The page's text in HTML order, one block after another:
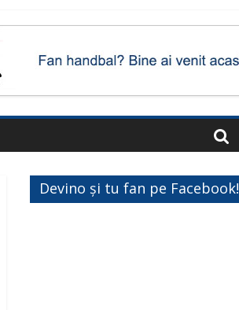
Devino și tu fan pe Facebook!